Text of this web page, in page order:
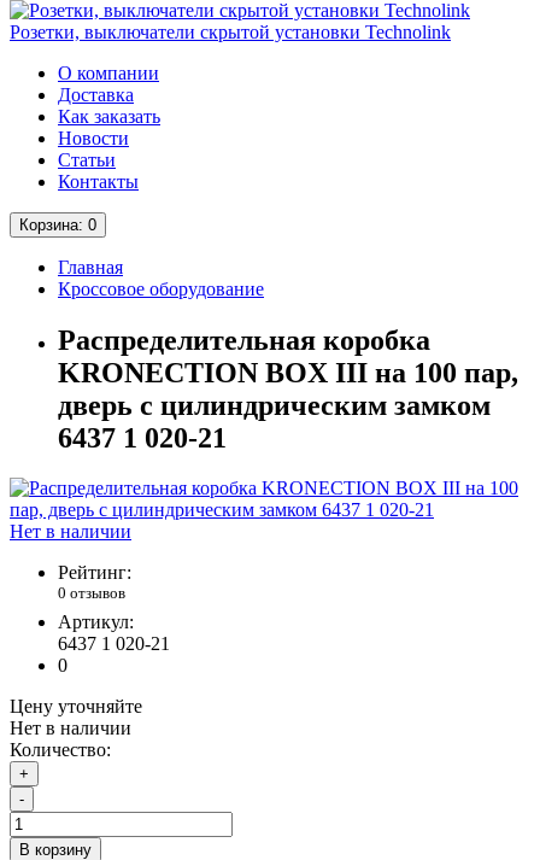
Розетки, выключатели скрытой установки Technolink
О компании
Доставка
Как заказать
Новости
Статьи
Контакты
Корзина: 0
Главная
Кроссовое оборудование
Распределительная коробка
KRONECTION BOX III на 100 пар,
дверь с цилиндрическим замком
6437 1 020-21
Нет в наличии
Рейтинг:
0 отзывов
Артикул:
6437 1 020-21
0
Цену уточняйте
Нет в наличии
Количество:
+
-
В корзину